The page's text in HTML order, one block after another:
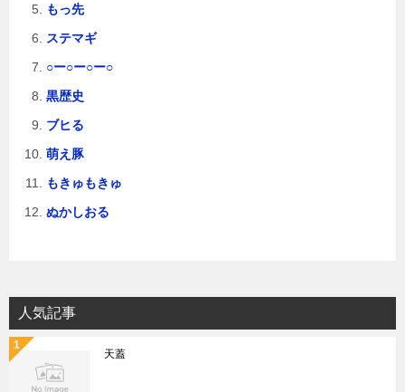
もっ先
ステマギ
○ー○ー○ー○
黒歴史
ブヒる
萌え豚
もきゅもきゅ
ぬかしおる
人気記事
天蓋